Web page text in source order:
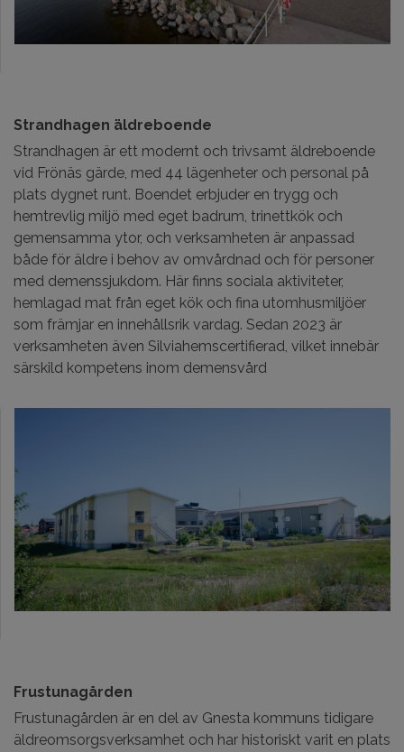
Strandhagen äldreboende
Strandhagen är ett modernt och trivsamt äldreboende
vid Frönäs gärde, med 44 lägenheter och personal på
plats dygnet runt. Boendet erbjuder en trygg och
hemtrevlig miljö med eget badrum, trinettkök och
gemensamma ytor, och verksamheten är anpassad
både för äldre i behov av omvårdnad och för personer
med demenssjukdom. Här finns sociala aktiviteter,
hemlagad mat från eget kök och fina utomhusmiljöer
som främjar en innehållsrik vardag. Sedan 2023 är
verksamheten även Silviahemscertifierad, vilket innebär
särskild kompetens inom demensvård
Frustunagården
Frustunagården är en del av Gnesta kommuns tidigare
äldreomsorgsverksamhet och har historiskt varit en plats